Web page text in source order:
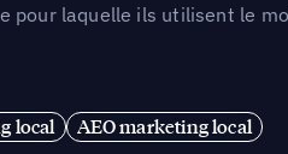
pour laquelle ils utilisent le
local AEO marketing local